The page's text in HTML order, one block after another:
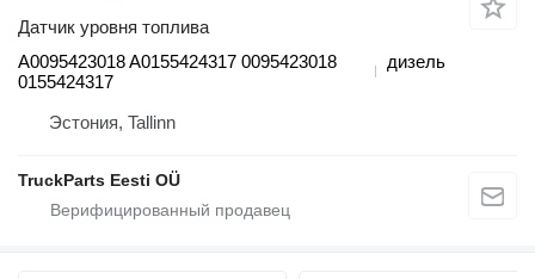
Датчик уровня топлива
A0095423018 A0155424317 0095423018
0155424317
дизель
Эстония, Tallinn
TruckParts Eesti OÜ